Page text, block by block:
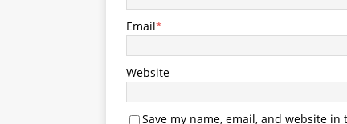
Email*
Website
Save my name, email, and website